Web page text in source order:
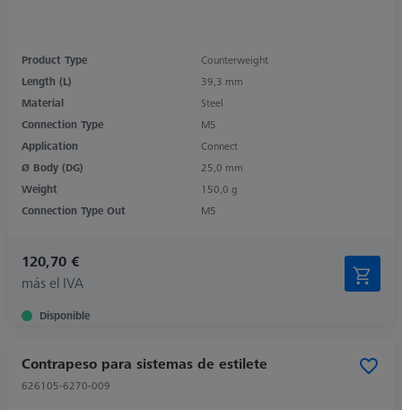
Product Type
Counterweight
Length (L)
39,3 mm
Material
Steel
Connection Type
M5
Application
Connect
Ø Body (DG)
25,0 mm
Weight
150,0 g
Connection Type Out
M5
120,70 €
más el IVA
Disponible
Contrapeso para sistemas de estilete
626105-6270-009